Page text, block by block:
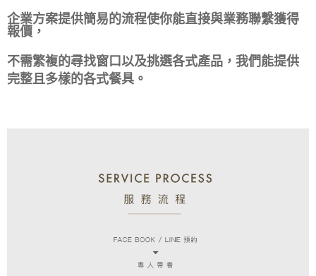
企業方案提供簡易的流程使你能直接與業務聯繫獲得
報價，
不需繁複的尋找窗口以及挑選各式產品，我們能提供
完整且多樣的各式餐具。